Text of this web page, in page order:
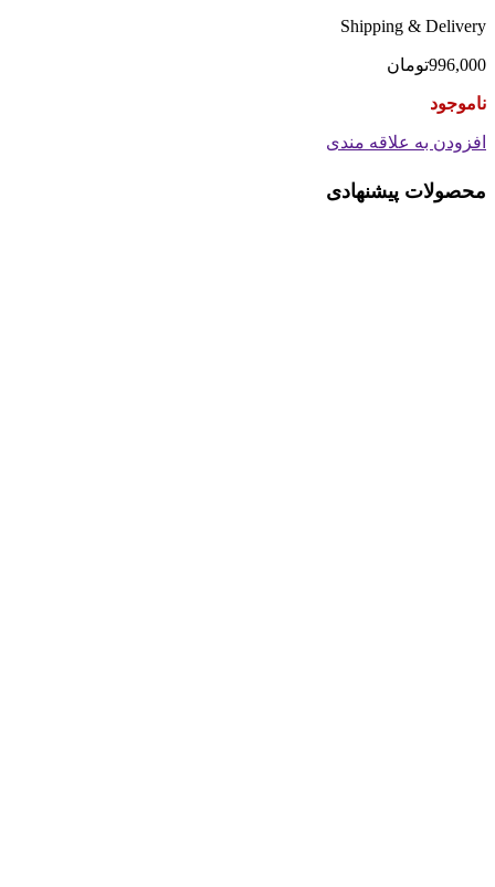
Shipping & Delivery
996,000تومان
ناموجود
افزودن به علاقه مندی
محصولات پیشنهادی